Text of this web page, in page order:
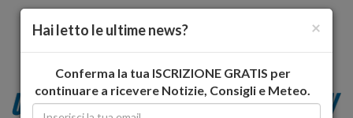
×
Hai letto le ultime news?
Conferma la tua ISCRIZIONE GRATIS per
continuare a ricevere Notizie, Consigli e Meteo.